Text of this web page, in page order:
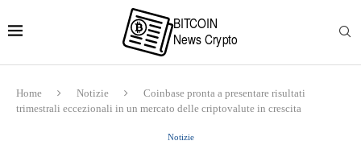
Home Notizie
Coinbase pronta a presentare risultati
trimestrali eccezionali in un mercato delle criptovalute in crescita
Notizie